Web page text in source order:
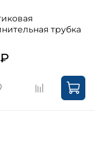
трубка